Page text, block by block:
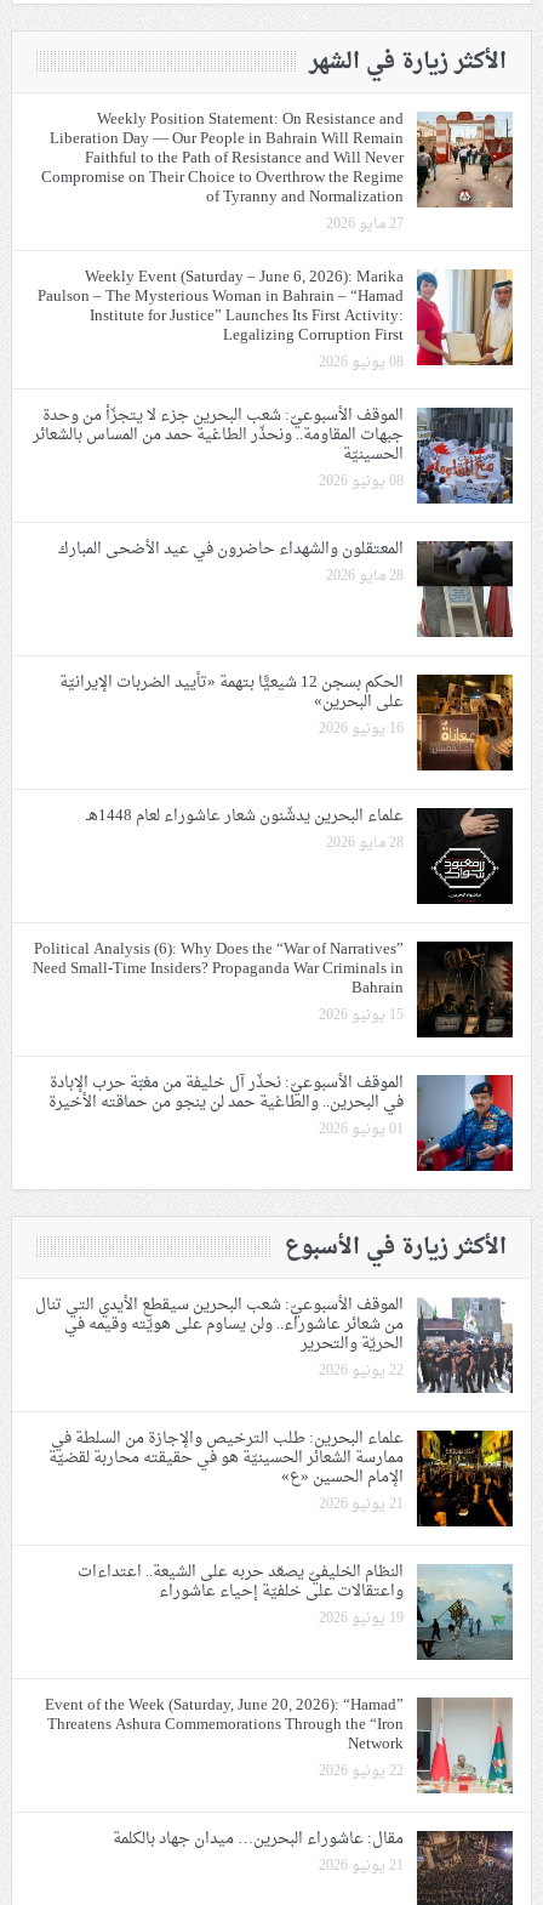
الأكثر زيارة في الشهر
Weekly Position Statement: On Resistance and
Liberation Day — Our People in Bahrain Will Remain
Faithful to the Path of Resistance and Will Never
Compromise on Their Choice to Overthrow the Regime
of Tyranny and Normalization
27 مايو 2026
Weekly Event (Saturday – June 6, 2026): Marika
Paulson – The Mysterious Woman in Bahrain – “Hamad
Institute for Justice” Launches Its First Activity:
Legalizing Corruption First
08 يونيو 2026
الموقف الأسبوعيّ: شعب البحرين جزء لا يتجزّأ من وحدة
جبهات المقاومة.. ونحذّر الطاغية حمد من المساس بالشعائر
الحسينيّة
08 يونيو 2026
المعتقلون والشهداء حاضرون في عيد الأضحى المبارك
28 مايو 2026
الحكم بسجن 12 شيعيًّا بتهمة «تأييد الضربات الإيرانيّة
على البحرين»
16 يونيو 2026
علماء البحرين يدشّنون شعار عاشوراء لعام 1448هـ
28 مايو 2026
Political Analysis (6): Why Does the “War of Narratives”
Need Small-Time Insiders? Propaganda War Criminals in
Bahrain
15 يونيو 2026
الموقف الأسبوعيّ: نحذّر آل خليفة من مغبّة حرب الإبادة
في البحرين.. والطاغية حمد لن ينجو من حماقته الأخيرة
01 يونيو 2026
الأكثر زيارة في الأسبوع
الموقف الأسبوعيّ: شعب البحرين سيقطع الأيدي التي تنال
من شعائر عاشوراء.. ولن يساوم على هويّته وقيمه في
الحريّة والتحرير
22 يونيو 2026
علماء البحرين: طلب الترخيص والإجازة من السلطة في
ممارسة الشعائر الحسينيّة هو في حقيقته محاربة لقضيّة
الإمام الحسين «ع»
21 يونيو 2026
النظام الخليفيّ يصعّد حربه على الشيعة.. اعتداءات
واعتقالات على خلفيّة إحياء عاشوراء
19 يونيو 2026
Event of the Week (Saturday, June 20, 2026): “Hamad”
Threatens Ashura Commemorations Through the “Iron
Network
22 يونيو 2026
مقال: عاشوراء البحرين… ميدان جهاد بالكلمة
21 يونيو 2026